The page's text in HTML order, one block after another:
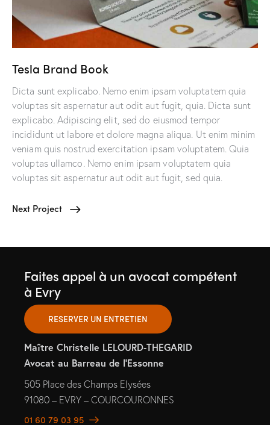
Tesla Brand Book
Dicta sunt explicabo. Nemo enim ipsam voluptatem quia
voluptas sit aspernatur aut odit aut fugit, quia. Dicta sunt
explicabo. Adipiscing elit, sed do eiusmod tempor
incididunt ut labore et dolore magna aliqua. Ut enim minim
veniam quis nostrud exercitation ipsam voluptatem. Quia
voluptas ullamco. Nemo enim ipsam voluptatem quia
voluptas sit aspernatur aut odit aut fugit, sed quia.
Next Project
Faites appel à un avocat compétent
à Evry
RESERVER UN ENTRETIEN
Maître Christelle LELOURD-THEGARID
Avocat au Barreau de l’Essonne
505 Place des Champs Elysées
91080 – EVRY – COURCOURONNES
01 60 79 03 95